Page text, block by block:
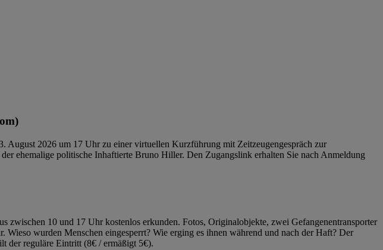
August 2026 um 17 Uhr zu einer virtuellen Kurzführung mit Zeitzeugengespräch zur
ehemalige politische Inhaftierte Bruno Hiller. Den Zugangslink erhalten Sie nach Anmeldung
zwischen 10 und 17 Uhr kostenlos erkunden. Fotos, Originalobjekte, zwei Gefangenentransporter
wurden Menschen eingesperrt? Wie erging es ihnen während und nach der Haft? Der
der reguläre Eintritt (8€ / ermäßigt 5€).